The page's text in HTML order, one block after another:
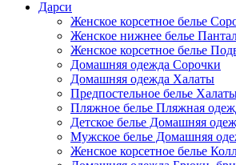
Дарси
Женское корсетное белье
Женское нижнее белье
Женское корсетное белье
Домашняя одежда Сорочки
Домашняя одежда Халаты
Предпостельное белье
Пляжное белье Пляжная
Детское белье Домашняя
Мужское белье Домашняя
Женское корсетное белье